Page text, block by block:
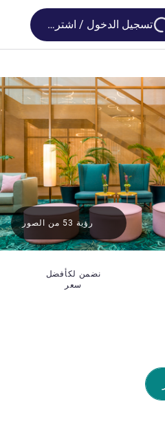
Loading...
تسجيل الدخول / اشترك
نضمن لكأفضل
سعر
رؤية 53 من الصور